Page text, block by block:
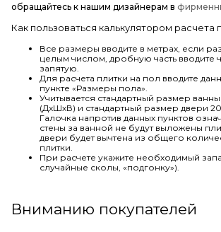
обращайтесь к нашим дизайнерам в
Как пользоваться калькулятором расчета
Все размеры вводите в метрах, если
целым числом, дробную часть вводите
запятую.
Для расчета плитки на пол вводите
пункте «Размеры пола».
Учитывается стандартный размер
(ДхШхВ) и стандартный размер двери
Галочка напротив данных пунктов
стены за ванной не будут выложены
двери будет вычтена из общего
плитки.
При расчете укажите необходимый
случайные сколы, «подгонку»).
Вниманию покупателей